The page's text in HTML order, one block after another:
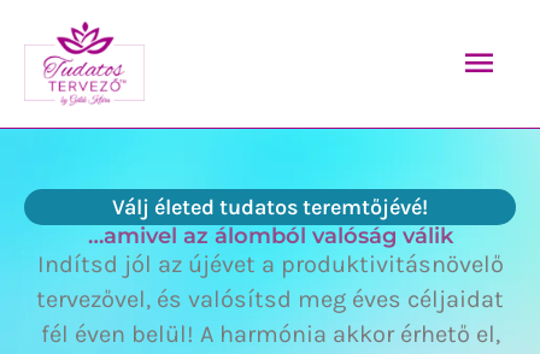
content
Válj életed tudatos teremtőjévé!
…amivel az álomból valóság válik
Indítsd jól az újévet a produktivitásnövelő
tervezővel, és valósítsd meg éves céljaidat
fél éven belül! A harmónia akkor érhető el,